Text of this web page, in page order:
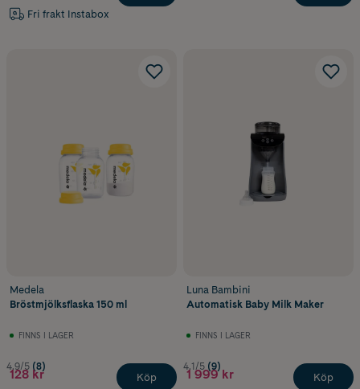
Fri frakt Instabox
Medela
Bröstmjölksflaska 150 ml
FINNS I LAGER
4.9/5 (8)
128 kr Köp
Luna Bambini
Automatisk Baby Milk Maker
FINNS I LAGER
4.1/5 (9)
1 999 kr Köp